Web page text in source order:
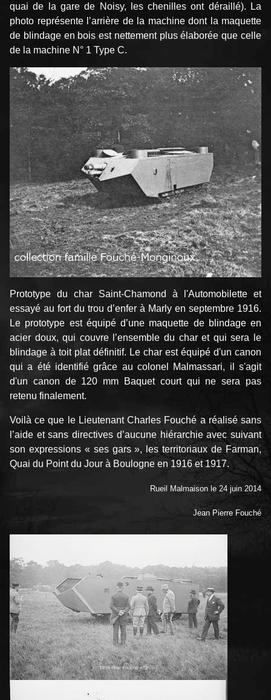
quai de la gare de Noisy, les chenilles ont déraillé). La
photo représente l’arrière de la machine dont la maquette
de blindage en bois est nettement plus élaborée que celle
de la machine N° 1 Type C.
Prototype du char Saint-Chamond à l'Automobilette et
essayé au fort du trou d’enfer à Marly en septembre 1916.
Le prototype est équipé d’une maquette de blindage en
acier doux, qui couvre l’ensemble du char et qui sera le
blindage à toit plat définitif. Le char est équipé d'un canon
qui a été identifié grâce au colonel Malmassari, il s'agit
d'un canon de 120 mm Baquet court qui ne sera pas
retenu finalement.
Voilà ce que le Lieutenant Charles Fouché a réalisé sans
l’aide et sans directives d’aucune hiérarchie avec suivant
son expressions « ses gars », les territoriaux de Farman,
Quai du Point du Jour à Boulogne en 1916 et 1917.
Rueil Malmaison le 24 juin 2014
Jean Pierre Fouché